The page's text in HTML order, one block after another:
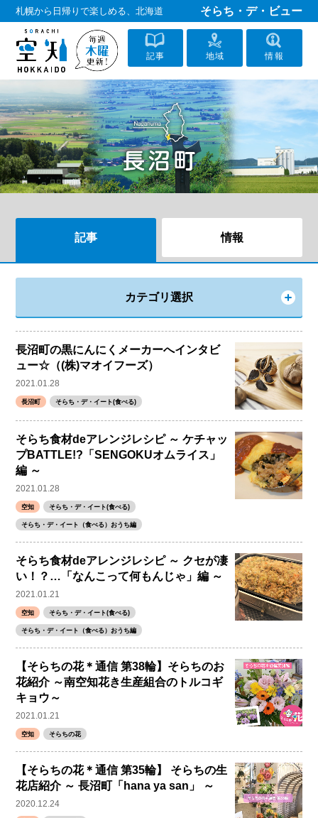
札幌から日帰りで楽しめる、北海道 そらち・デ・ビュー
記事 地域 情報
記事 情報
カテゴリ選択
長沼町の黒にんにくメーカーへインタビ
ュー☆（(株)マオイフーズ）
2021.01.28
長沼町 そらち・デ・イート(食べる)
そらち食材deアレンジレシピ ～ ケチャッ
プBATTLE!?「SENGOKUオムライス」
編 ～
2021.01.28
空知 そらち・デ・イート(食べる)
そらち・デ・イート（食べる）おうち編
そらち食材deアレンジレシピ ～ クセが凄
い！？…「なんこって何もんじゃ」編 ～
2021.01.21
空知 そらち・デ・イート(食べる)
そらち・デ・イート（食べる）おうち編
【そらちの花＊通信 第38輪】そらちのお
花紹介 ～南空知花き生産組合のトルコギ
キョウ～
2021.01.21
空知 そらちの花
【そらちの花＊通信 第35輪】 そらちの生
花店紹介 ～ 長沼町「hana ya san」 ～
2020.12.24